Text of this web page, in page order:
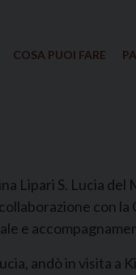
COSA PUOI FARE
Lipari S. Lucia
con
e
andò in visita a